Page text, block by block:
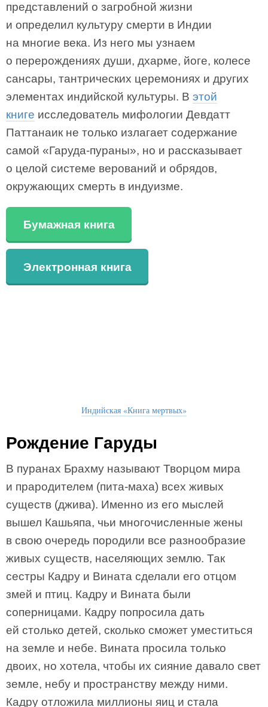
представлений о загробной жизни
и определил культуру смерти в Индии
на многие века. Из него мы узнаем
о перерождениях души, дхарме, йоге, колесе
сансары, тантрических церемониях и других
элементах индийской культуры. В этой
книге исследователь мифологии Девдатт
Паттанаик не только излагает содержание
самой «Гаруда-пураны», но и рассказывает
о целой системе верований и обрядов,
окружающих смерть в индуизме.
Бумажная книга
Электронная книга
Индийская «Книга мертвых»
Рождение Гаруды
В пуранах Брахму называют Творцом мира
и прародителем (пита-маха) всех живых
существ (джива). Именно из его мыслей
вышел Кашьяпа, чьи многочисленные жены
в свою очередь породили все разнообразие
живых существ, населяющих землю. Так
сестры Кадру и Вината сделали его отцом
змей и птиц. Кадру и Вината были
соперницами. Кадру попросила дать
ей столько детей, сколько сможет уместиться
на земле и небе. Вината просила только
двоих, но хотела, чтобы их сияние давало свет
земле, небу и пространству между ними.
Кадру отложила миллионы яиц и стала